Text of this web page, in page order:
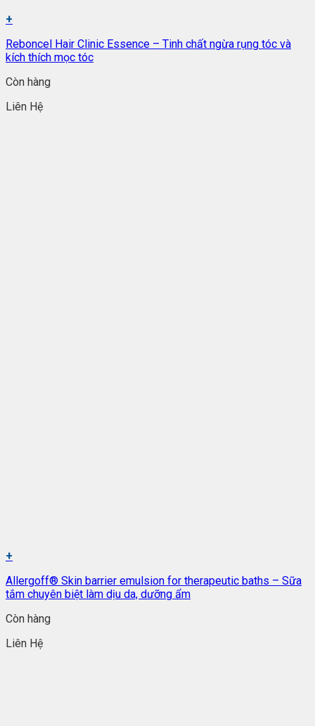
+
Reboncel Hair Clinic Essence – Tinh chất ngừa rụng tóc và
kích thích mọc tóc
Còn hàng
Liên Hệ
+
Allergoff® Skin barrier emulsion for therapeutic baths – Sữa
tắm chuyên biệt làm dịu da, dưỡng ẩm
Còn hàng
Liên Hệ